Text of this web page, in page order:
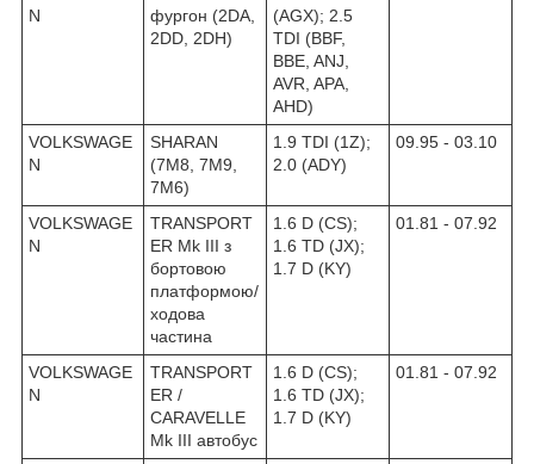
N
фургон (2DA,
2DD, 2DH)
(AGX); 2.5
TDI (BBF,
BBE, ANJ,
AVR, APA,
AHD)
VOLKSWAGE
N
SHARAN
(7M8, 7M9,
7M6)
1.9 TDI (1Z);
2.0 (ADY)
09.95 - 03.10
VOLKSWAGE
N
TRANSPORT
ER Mk III з
бортовою
платформою/
ходова
частина
1.6 D (CS);
1.6 TD (JX);
1.7 D (KY)
01.81 - 07.92
VOLKSWAGE
N
TRANSPORT
ER /
CARAVELLE
Mk III автобус
1.6 D (CS);
1.6 TD (JX);
1.7 D (KY)
01.81 - 07.92